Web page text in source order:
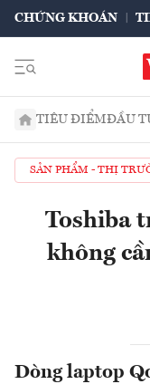
CHỨNG KHOÁN
TIÊU ĐIỂMĐẦU
SẢN PHẨM - THỊ
Toshiba
không
Dòng laptop